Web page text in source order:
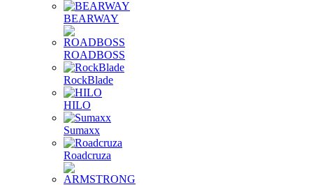
BEARWAY
ROADBOSS
RockBlade
HILO
Sumaxx
Roadcruza